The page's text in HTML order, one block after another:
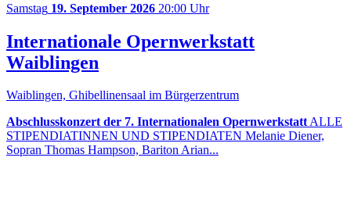
Samstag 19. September 2026 20:00 Uhr
Internationale Opernwerkstatt
Waiblingen
Waiblingen, Ghibellinensaal im Bürgerzentrum
Abschlusskonzert der 7. Internationalen OpernwerkstattALLE
STIPENDIATINNEN UND STIPENDIATEN Melanie Diener,
Sopran Thomas Hampson, Bariton Arian...